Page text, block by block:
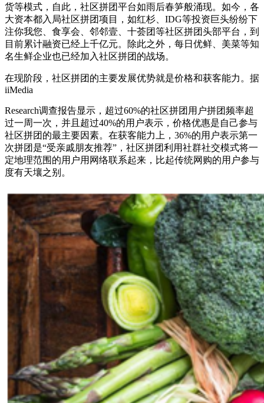
货等模式，自此，社区拼团平台如雨后春笋般涌现。如今，各
大资本都入局社区拼团项目，如红杉、IDG等投资巨头纷纷下
注你我您、食享会、邻邻壹、十荟团等社区拼团头部平台，到
目前累计融资已经上千亿元。除此之外，每日优鲜、美菜等知
名生鲜企业也已经加入社区拼团的战场。
在现阶段，社区拼团的主要发展优势就是价格和获客能力。据
iiMedia
Research调查报告显示，超过60%的社区拼团用户拼团频率超
过一周一次，并且超过40%的用户表示，价格优惠是自己参与
社区拼团的最主要因素。在获客能力上，36%的用户表示第一
次拼团是“受亲戚朋友推荐”，社区拼团利用社群社交模式将一
定地理范围的用户用网络联系起来，比起传统网购的用户参与
度有天壤之别。